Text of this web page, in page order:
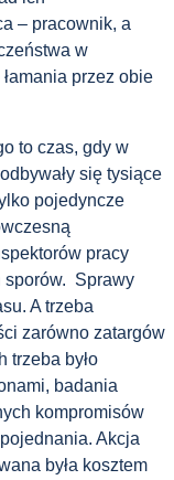
– pracownik, a
w
przez obie
to czas, gdy w
się tysiące
pojedyncze
pracy
sporów. Sprawy
A trzeba
zarówno zatargów
trzeba było
badania
kompromisów
Akcja
była kosztem